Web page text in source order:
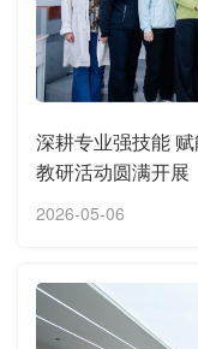
深耕专业强技能
教研活动圆满开展
2026-05-06